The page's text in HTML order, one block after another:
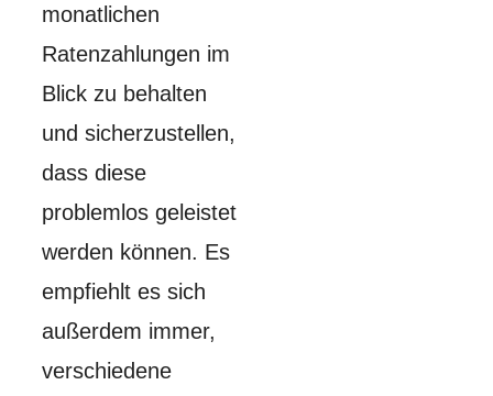
monatlichen
Ratenzahlungen im
Blick zu behalten
und sicherzustellen,
dass diese
problemlos geleistet
werden können. Es
empfiehlt es sich
außerdem immer,
verschiedene